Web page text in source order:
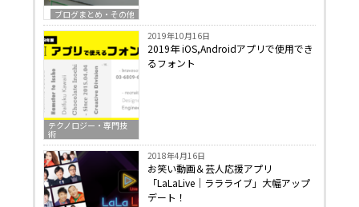
ブログまとめ・その他
テクノロジー・専門技
術
2019年10月16日
2019年 iOS,Androidアプリで使用でき
るフォント
2018年4月16日
お笑い動画＆芸人応援アプリ
「LaLaLive｜ララライブ」大幅アップ
デート！